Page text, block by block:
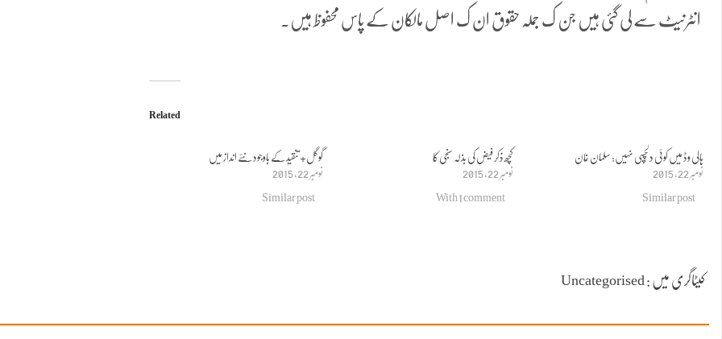
انٹرنیٹ سے لی گئی ہیں جن ک جملہ حقوق ان ک اصل مالکان کے پاس محفوظ ہیں۔
Related
گوگل+ تنقید کے باوجود نئے انداز میں
نومبر 22, 2015
Similar post
کچھ ذکر فیض کی بذلہ سنجی کا
نومبر 22, 2015
With 1 comment
ہالی وڈ میں کوئی دلچسپی نہیں: سلمان خان
نومبر 22, 2015
Similar post
کیٹاگری میں : Uncategorised